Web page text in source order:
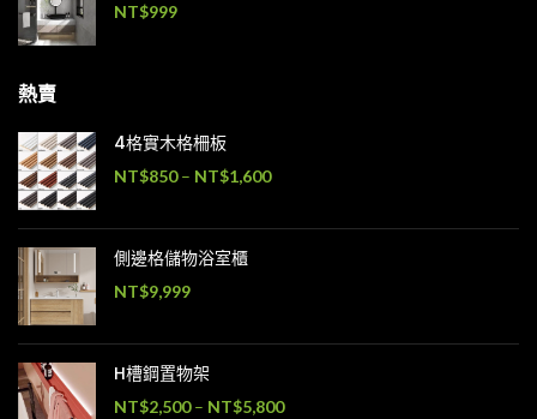
NT$999
熱賣
4格實木格柵板
NT$850 – NT$1,600
側邊格儲物浴室櫃
NT$9,999
H槽鋼置物架
NT$2,500 – NT$5,800